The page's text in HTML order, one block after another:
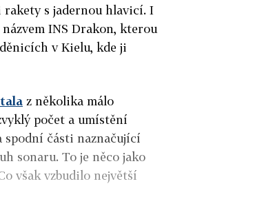
rakety s jadernou hlavicí. I
INS Drakon, kterou
v Kielu, kde ji
z několika málo
počet a umístění
části naznačující
sonaru. To je něco jako
však vzbudilo největší